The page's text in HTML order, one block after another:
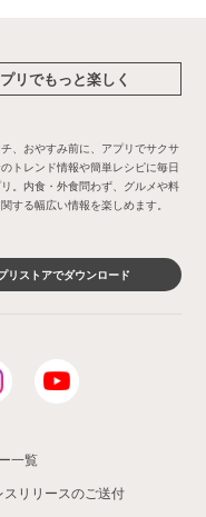
リでもっと楽しく
、おやすみ前に、アプリでサクサ
トレンド情報や簡単レシピに毎日
。内食・外食問わず、グルメや料
する幅広い情報を楽しめます。
リストアでダウンロード
一覧
スリリースのご送付